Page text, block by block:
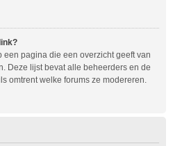
een pagina die een overzicht geeft van
Deze lijst bevat alle beheerders en de
omtrent welke forums ze modereren.